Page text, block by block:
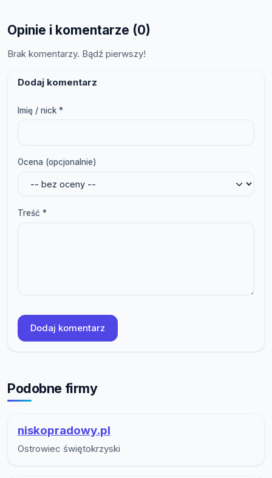
Opinie i komentarze (0)
Brak komentarzy. Bądź pierwszy!
Dodaj komentarz
Imię / nick *
Ocena (opcjonalnie)
Treść *
Dodaj komentarz
Podobne firmy
niskopradowy.pl
Ostrowiec świętokrzyski